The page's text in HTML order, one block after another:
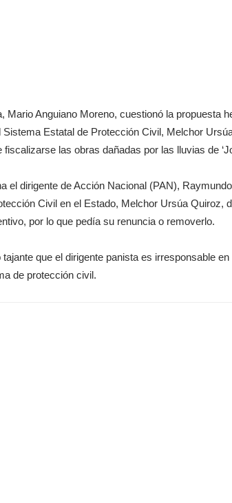
Mario Anguiano Moreno, cuestionó la propuesta
Estatal de Protección Civil, Melchor
las obras dañadas por las lluvias de
el dirigente de Acción Nacional (PAN),
Civil en el Estado, Melchor Ursúa Quiroz,
por lo que pedía su renuncia o removerlo.
que el dirigente panista es irresponsable
de protección civil.